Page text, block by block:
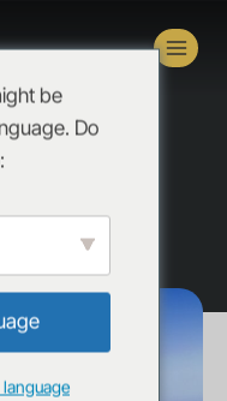
y las
be
Do